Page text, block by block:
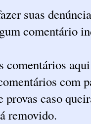
suas
comentário
comentários
com
caso
removido.